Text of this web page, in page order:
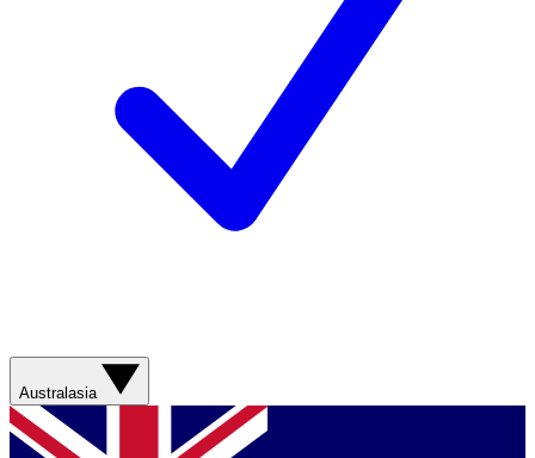
Australasia